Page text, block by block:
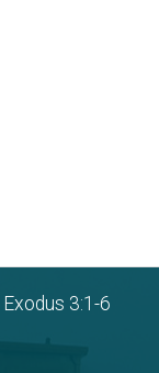
Exodus 3:1-6